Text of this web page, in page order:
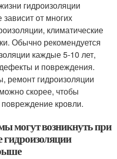
гидроизоляции
от многих
климатические
Обычно рекомендуется
каждые 5-10 лет,
и повреждения.
ремонт гидроизоляции
скорее, чтобы
кровли.
могут возникнуть при
гидроизоляции